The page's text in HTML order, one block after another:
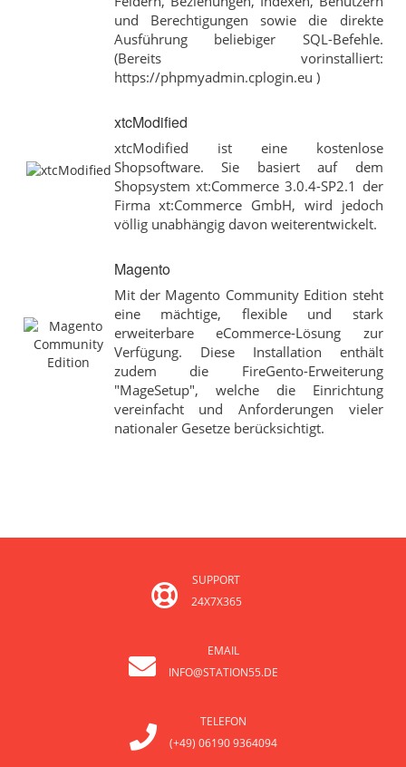
und Berechtigungen sowie die direkte
Ausführung beliebiger SQL-Befehle.
(Bereits vorinstalliert:
https://phpmyadmin.cplogin.eu )
xtcModified
xtcModified ist eine kostenlose
Shopsoftware. Sie basiert auf dem
Shopsystem xt:Commerce 3.0.4-SP2.1 der
Firma xt:Commerce GmbH, wird jedoch
völlig unabhängig davon weiterentwickelt.
Magento
Mit der Magento Community Edition steht
eine mächtige, flexible und stark
erweiterbare eCommerce-Lösung zur
Verfügung. Diese Installation enthält
zudem die FireGento-Erweiterung
"MageSetup", welche die Einrichtung
vereinfacht und Anforderungen vieler
nationaler Gesetze berücksichtigt.
SUPPORT
24X7X365
EMAIL
INFO@STATION55.DE
TELEFON
(+49) 06190 9364094